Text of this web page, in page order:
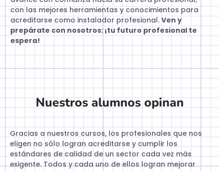
con las mejores herramientas y conocimientos para
acreditarse como instalador profesional. Ven y
prepárate con nosotros: ¡tu futuro profesional te
espera!
Nuestros alumnos opinan
Gracias a nuestros cursos, los profesionales que nos
eligen no sólo logran acreditarse y cumplir los
estándares de calidad de un sector cada vez más
exigente. Todos y cada uno de ellos logran mejorar